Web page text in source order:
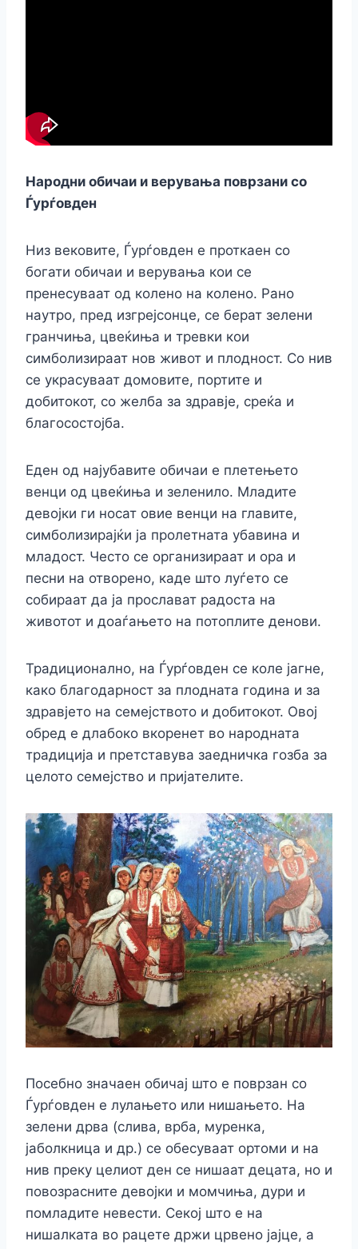
Народни обичаи и верувања поврзани со
Ѓурѓовден
Низ вековите, Ѓурѓовден е проткаен со
богати обичаи и верувања кои се
пренесуваат од колено на колено. Рано
наутро, пред изгрејсонце, се берат зелени
гранчиња, цвеќиња и тревки кои
симболизираат нов живот и плодност. Со нив
се украсуваат домовите, портите и
добитокот, со желба за здравје, среќа и
благосостојба.
Еден од најубавите обичаи е плетењето
венци од цвеќиња и зеленило. Младите
девојки ги носат овие венци на главите,
симболизирајќи ја пролетната убавина и
младост. Често се организираат и ора и
песни на отворено, каде што луѓето се
собираат да ја прослават радоста на
животот и доаѓањето на потоплите денови.
Традиционално, на Ѓурѓовден се коле јагне,
како благодарност за плодната година и за
здравјето на семејството и добитокот. Овој
обред е длабоко вкоренет во народната
традиција и претставува заедничка гозба за
целото семејство и пријателите.
Посебно значаен обичај што е поврзан со
Ѓурѓовден е лулањето или нишањето. На
зелени дрва (слива, врба, муренка,
јаболкница и др.) се обесуваат ортоми и на
нив преку целиот ден се нишаат децата, но и
повозрасните девојки и момчиња, дури и
помладите невести. Секој што е на
нишалката во рацете држи црвено јајце, а